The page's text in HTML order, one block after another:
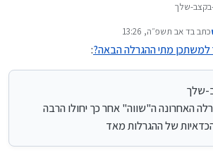
שלך
ההגרלה האחרונה ה"שווה" אחר כך יחולו הרבה הגבלות
של ההגרלות מאד כתב בד אב תשפ״ה, 13:26
נערך לאחרונה על ידי
למשתכן מתי ההגרלה הבאה?:
שלך
האחרונה ה"שווה" אחר כך יחולו הרבה
של ההגרלות מאד